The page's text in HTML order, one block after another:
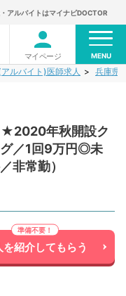
アルバイトはマイナビDOCTOR
マイページ MENU
ルバイト)医師求人 兵庫県
★2020年秋開設ク
グ／1回9万円◎未
非常勤）
を紹介してもらう